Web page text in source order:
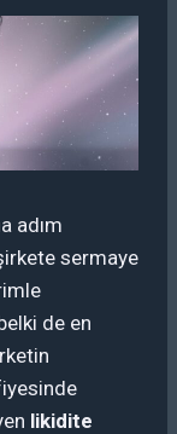
adım
sermaye
de en
likidite